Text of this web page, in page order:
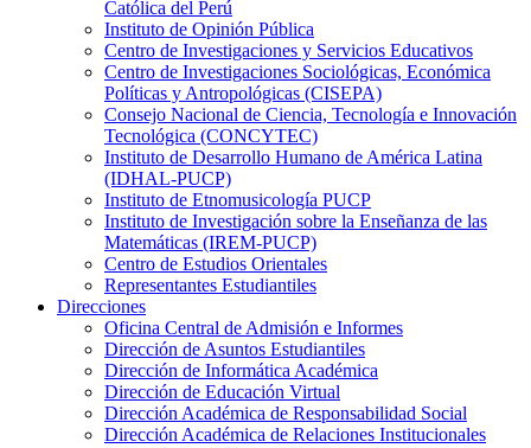
Católica del Perú
Instituto de Opinión Pública
Centro de Investigaciones y Servicios Educativos
Centro de Investigaciones Sociológicas, Económica
Políticas y Antropológicas (CISEPA)
Consejo Nacional de Ciencia, Tecnología e Innovación
Tecnológica (CONCYTEC)
Instituto de Desarrollo Humano de América Latina
(IDHAL-PUCP)
Instituto de Etnomusicología PUCP
Instituto de Investigación sobre la Enseñanza de las
Matemáticas (IREM-PUCP)
Centro de Estudios Orientales
Representantes Estudiantiles
Direcciones
Oficina Central de Admisión e Informes
Dirección de Asuntos Estudiantiles
Dirección de Informática Académica
Dirección de Educación Virtual
Dirección Académica de Responsabilidad Social
Dirección Académica de Relaciones Institucionales